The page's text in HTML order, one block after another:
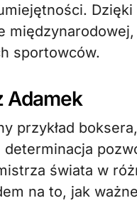
sportowców.
Adamek
przykład
świata w
na to, jak